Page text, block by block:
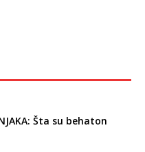
Šta su behaton